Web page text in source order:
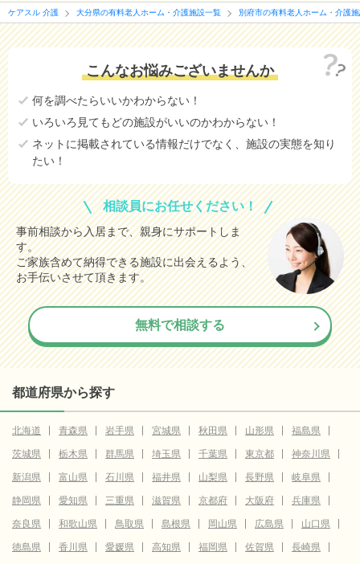
ケアスル 介護 大分県の有料老人ホーム・介護施設一覧 別府市の有料老人ホーム・介護
こんなお悩みございませんか
何を調べたらいいかわからない！
いろいろ見てもどの施設がいいのかわからない！
ネットに掲載されている情報だけでなく、施設の実態を知り
たい！
相談員にお任せください！
事前相談から入居まで、親身にサポートしま
す。
ご家族含めて納得できる施設に出会えるよう、
お手伝いさせて頂きます。
無料で相談する
都道府県から探す
北海道 青森県 岩手県 宮城県 秋田県 山形県
福島県
茨城県
栃木県 群馬県 埼玉県 千葉県 東京都
神奈川県
新潟県
富山県 石川県 福井県 山梨県 長野県
岐阜県
静岡県
愛知県 三重県 滋賀県 京都府 大阪府
兵庫県
奈良県
和歌山県 鳥取県 島根県 岡山県 広島県
山口県
徳島県
香川県 愛媛県 高知県 福岡県 佐賀県 長崎県